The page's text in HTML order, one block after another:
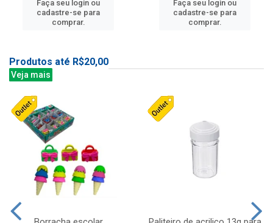
Faça seu login ou
cadastre-se para
comprar.
Faça seu login ou
cadastre-se para
comprar.
Produtos até R$20,00
Veja mais